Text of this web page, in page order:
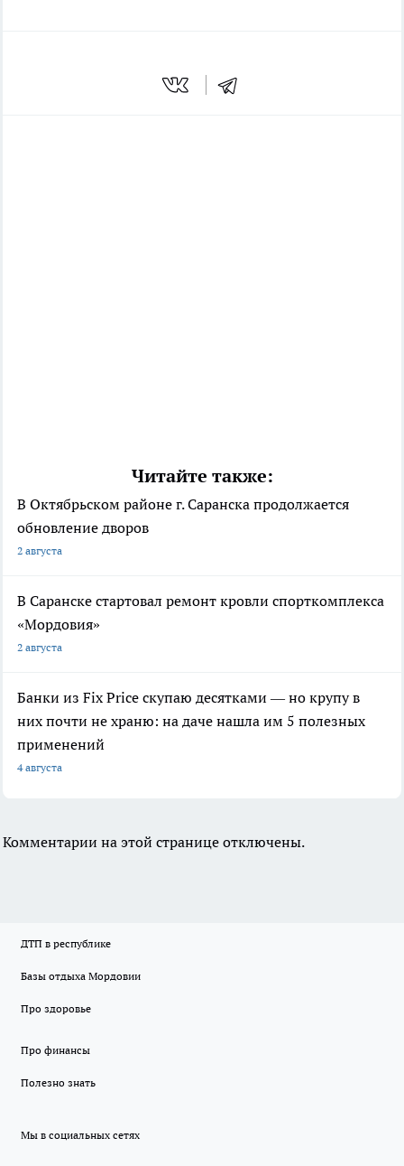
Читайте также:
В Октябрьском районе г. Саранска продолжается
обновление дворов
2 августа
В Саранске стартовал ремонт кровли спорткомплекса
«Мордовия»
2 августа
Банки из Fix Price скупаю десятками — но крупу в
них почти не храню: на даче нашла им 5 полезных
применений
4 августа
Комментарии на этой странице отключены.
ДТП в республике
Базы отдыха Мордовии
Про здоровье
Про финансы
Полезно знать
Мы в социальных сетях